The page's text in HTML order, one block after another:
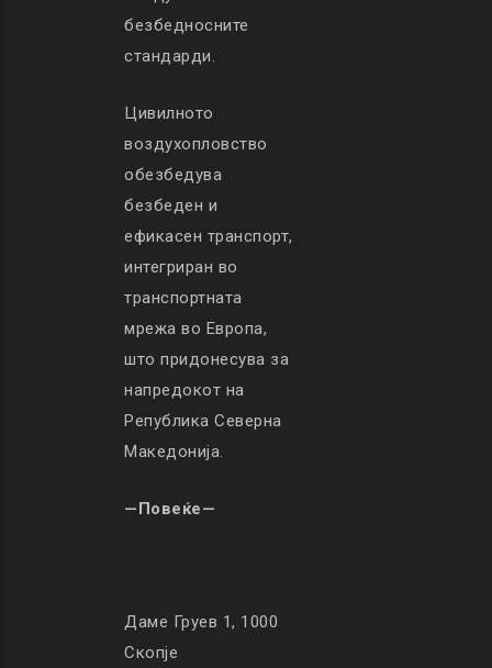
безбедносните
стандарди.
Цивилното
воздухопловство
обезбедува
безбеден и
ефикасен транспорт,
интегриран во
транспортната
мрежа во Европа,
што придонесува за
напредокот на
Република Северна
Македонија.
—Повеќе—
Даме Груев 1, 1000
Скопје